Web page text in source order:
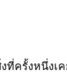
ที่ครั้งหนึ่งเ